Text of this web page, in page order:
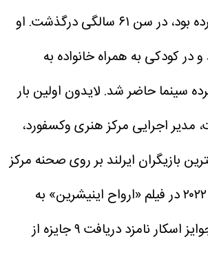
سالگی درگذشت.
او
در سال ۱۹۶۴ از پدر و مادری ایرلندی متولد شد و در کودکی به همراه خانواده به
سینما حاضر شد. لایدون اولین بار
مدیر اجرایی مرکز هنری وکسفورد،
بازیگران ایرلند بر روی صحنه مرکز
گری لایدون در سال ۲۰۲۲ در فیلم «ارواح اینیشرین» به
نویسندگی و کارگردانی مارتین مک‌دونا نیز در کنار کالین فارل، برندن گلیسون، کری کندن و بری کیوگن به ایفای نقش پرداخت. این فیلم در جوایز اسکار نامزد دریافت ۹ جایزه از